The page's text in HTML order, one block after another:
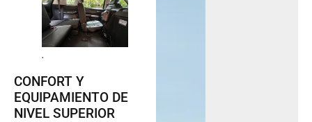
.
CONFORT Y
EQUIPAMIENTO DE
NIVEL SUPERIOR